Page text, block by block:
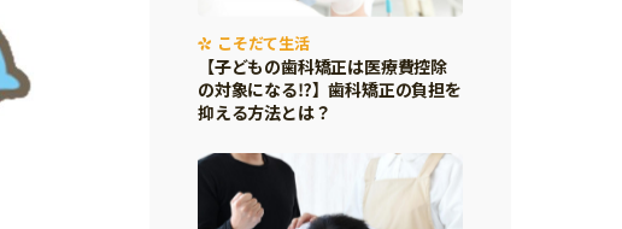
こそだて生活
【子どもの歯科矯正は医療費控除
の対象になる⁉】歯科矯正の負担を
抑える方法とは？